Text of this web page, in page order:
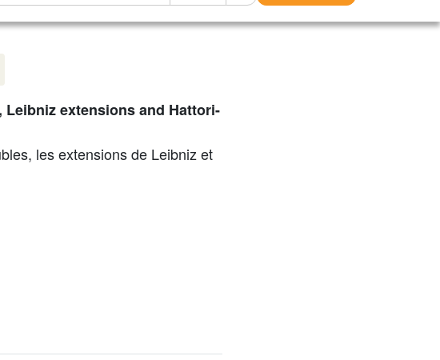
extensions and Hattori-
les extensions de Leibniz et